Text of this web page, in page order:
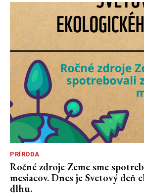
PRÍRODA
Ročné zdroje Zeme sme
mesiacov. Dnes je Svetový deň
dlhu.